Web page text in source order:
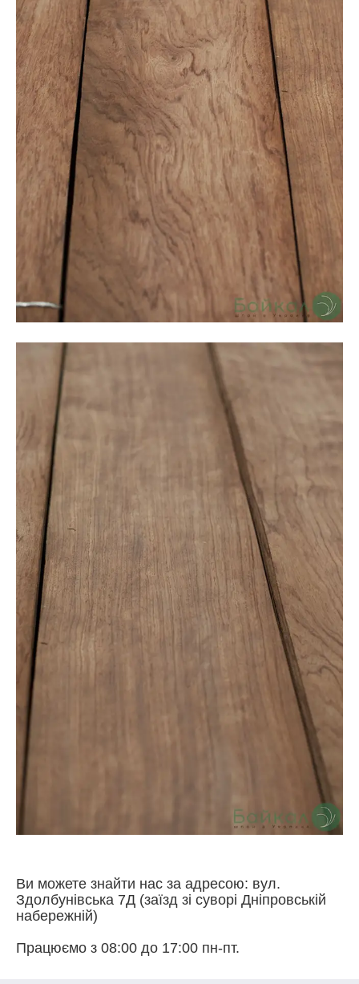
Ви можете знайти нас за адресою: вул.
Здолбунівська 7Д (заїзд зі суворі Дніпровській
набережній)
Працюємо з 08:00 до 17:00 пн-пт.